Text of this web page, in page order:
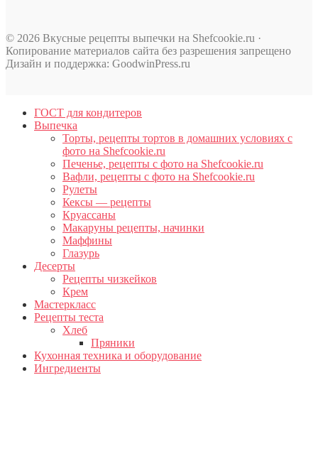
© 2026 Вкусные рецепты выпечки на Shefcookie.ru ·
Копирование материалов сайта без разрешения запрещено
Дизайн и поддержка: GoodwinPress.ru
ГОСТ для кондитеров
Выпечка
Торты, рецепты тортов в домашних условиях с
фото на Shefcookie.ru
Печенье, рецепты с фото на Shefcookie.ru
Вафли, рецепты с фото на Shefcookie.ru
Рулеты
Кексы — рецепты
Круассаны
Макаруны рецепты, начинки
Маффины
Глазурь
Десерты
Рецепты чизкейков
Крем
Мастеркласс
Рецепты теста
Хлеб
Пряники
Кухонная техника и оборудование
Ингредиенты